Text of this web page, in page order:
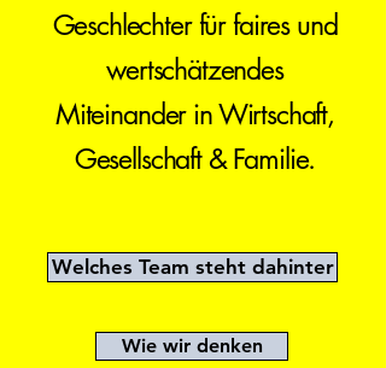
Geschlechterfür faires und
wertschätzendes
Miteinander in Wirtschaft,
Gesellschaft & Familie.
Welches Team steht dahinter
Wie wir denken